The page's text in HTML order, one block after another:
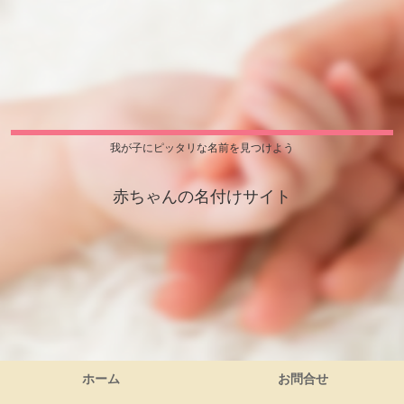
我が子にピッタリな名前を見つけよう
赤ちゃんの名付けサイト
ホーム お問合せ